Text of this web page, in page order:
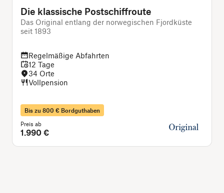
Die klassische Postschiffroute
Das Original entlang der norwegischen Fjordküste
seit 1893
Regelmäßige Abfahrten
12 Tage
34 Orte
Vollpension
Bis zu 800 € Bordguthaben
Preis ab
1.990 €